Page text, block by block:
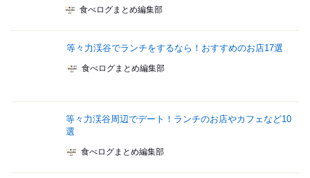
食べログまとめ編集部
等々力渓谷でランチをするなら！おすすめのお店17選
食べログまとめ編集部
等々力渓谷周辺でデート！ランチのお店やカフェなど10
選
食べログまとめ編集部